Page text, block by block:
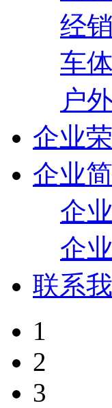
经
车
户
企业
企业
企
企
联系
1
2
3